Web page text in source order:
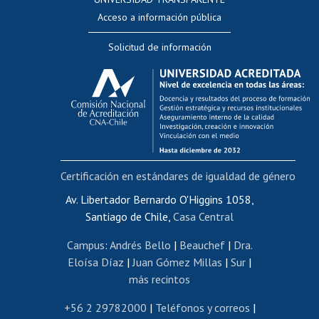
Evaluación docente
Calificación académica
Postulación al AUCAI
Funcionarias/os
Cursos internos de capacitación
Bienestar del personal
Portal de movilidad interna
Certificado de renta
Certificado de renta honorarios
Editar páginas blancas
Extranjeras/os
Revalidación y reconocimiento de títulos
Acceso a información pública
Solicitud de información
Av. Libertador Bernardo O'Higgins 1058,
Santiago de Chile, Casa Central
Campus: Andrés Bello | Beauchef| Dra.
Eloísa Díaz |Juan Gómez Millas | Sur |
más recintos
+56 2 29782000 | Teléfonos y correos |
Certificación en estándares de igualdad de género